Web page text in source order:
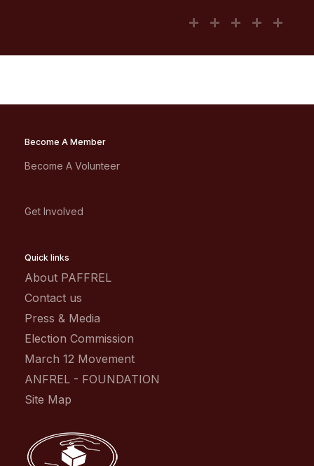
Become A Member
Become A Volunteer
Get Involved
Quick links
About PAFFREL
Contact us
Press & Media
Election Commission
March 12 Movement
ANFREL - FOUNDATION
Site Map